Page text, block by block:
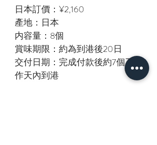
日本訂價：¥2,160
產地：日本
内容量：8個
賞味期限：約為到港後20日
交付日期：完成付款後約7個工
作天內到港